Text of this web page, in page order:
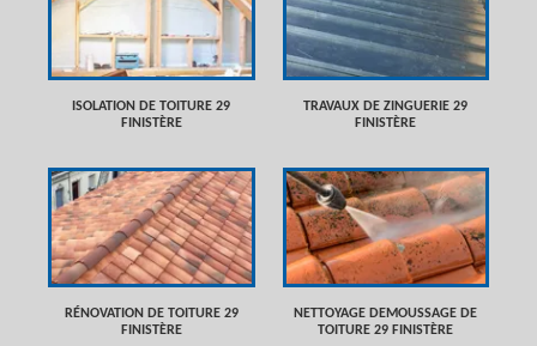
ISOLATION DE TOITURE 29
FINISTÈRE
TRAVAUX DE ZINGUERIE 29
FINISTÈRE
RÉNOVATION DE TOITURE 29
FINISTÈRE
NETTOYAGE DEMOUSSAGE DE
TOITURE 29 FINISTÈRE